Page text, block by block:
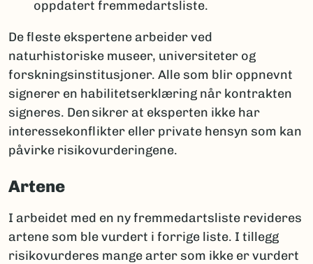
oppdatert fremmedartsliste.
De fleste ekspertene arbeider ved
naturhistoriske museer, universiteter og
forskningsinstitusjoner. Alle som blir oppnevnt
signerer en habilitetserklæring når kontrakten
signeres. Den sikrer at eksperten ikke har
interessekonflikter eller private hensyn som kan
påvirke risikovurderingene.
Artene
I arbeidet med en ny fremmedartsliste revideres
artene som ble vurdert i forrige liste. I tillegg
risikovurderes mange arter som ikke er vurdert